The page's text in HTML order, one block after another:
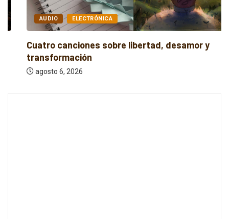
AUDIO ELECTRÓNICA
Cuatro canciones sobre libertad, desamor y
transformación
agosto 6, 2026